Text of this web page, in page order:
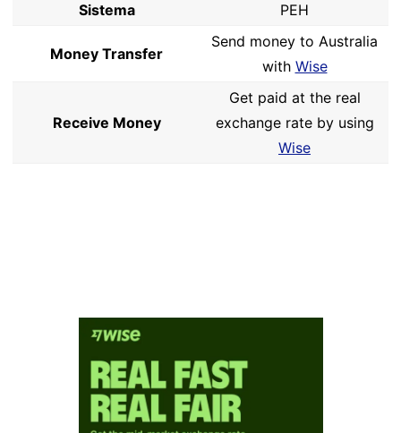
Sistema
PEH
Money Transfer
Send money to Australia
with Wise
Receive Money
Get paid at the real
exchange rate by using
Wise